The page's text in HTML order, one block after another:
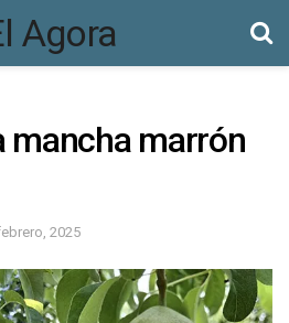
mancha marrón
2025